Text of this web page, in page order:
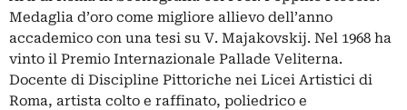
Medaglia d’oro come migliore allievo dell’anno
accademico con una tesi su V. Majakovskij. Nel 1968 ha
vinto il Premio Internazionale Pallade Veliterna.
Docente di Discipline Pittoriche nei Licei Artistici di
Roma, artista colto e raffinato, poliedrico e